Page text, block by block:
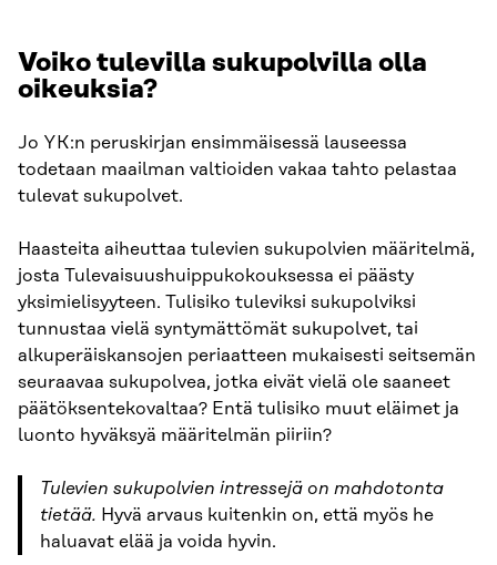
Voiko tulevilla sukupolvilla olla
oikeuksia?
Jo YK:n peruskirjan ensimmäisessä lauseessa
todetaan maailman valtioiden vakaa tahto pelastaa
tulevat sukupolvet.
Haasteita aiheuttaa tulevien sukupolvien määritelmä,
josta Tulevaisuushuippukokouksessa ei päästy
yksimielisyyteen. Tulisiko tuleviksi sukupolviksi
tunnustaa vielä syntymättömät sukupolvet, tai
alkuperäiskansojen periaatteen mukaisesti seitsemän
seuraavaa sukupolvea, jotka eivät vielä ole saaneet
päätöksentekovaltaa? Entä tulisiko muut eläimet ja
luonto hyväksyä määritelmän piiriin?
Tulevien sukupolvien intressejä on mahdotonta
tietää. Hyvä arvaus kuitenkin on, että myös he
haluavat elää ja voida hyvin.